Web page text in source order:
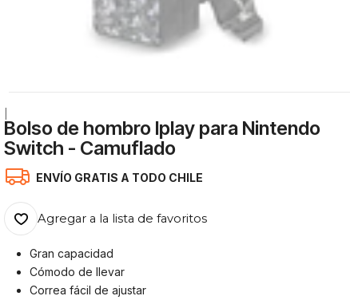
Bolso de hombro Iplay para Nintendo
Switch - Camuflado
ENVÍO GRATIS A TODO CHILE
Agregar a la lista de favoritos
Gran capacidad
Cómodo de llevar
Correa fácil de ajustar